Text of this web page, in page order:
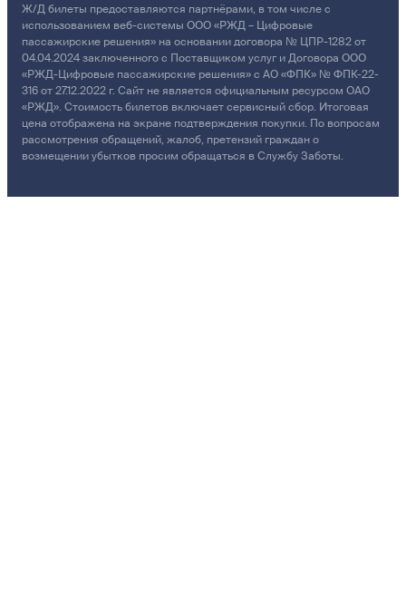
Ж/Д билеты предоставляются партнёрами, в том числе с
использованием веб-системы ООО «РЖД – Цифровые
пассажирские решения» на основании договора № ЦПР-1282 от
04.04.2024 заключенного с Поставщиком услуг и Договора ООО
«РЖД-Цифровые пассажирские решения» с АО «ФПК» № ФПК-22-
316 от 27.12.2022 г. Сайт не является официальным ресурсом ОАО
«РЖД». Стоимость билетов включает сервисный сбор. Итоговая
цена отображена на экране подтверждения покупки. По вопросам
рассмотрения обращений, жалоб, претензий граждан о
возмещении убытков просим обращаться в Службу Заботы.